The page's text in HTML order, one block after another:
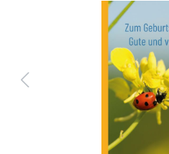
Bildergalerie überspringen